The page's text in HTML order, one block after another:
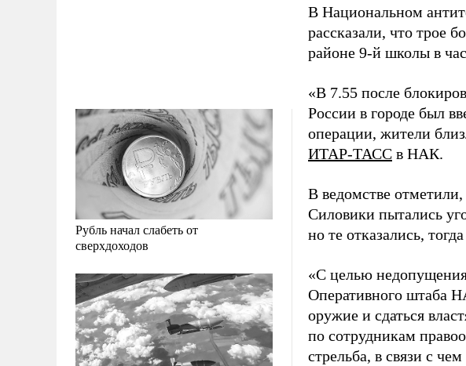
Рубль начал слабеть от
сверхдоходов
В Национальном
рассказали, что трое
районе 9-й школы в
«В 7.55 после
России в городе был
операции, жители
ИТАР-ТАСС в НАК.
В ведомстве отметили,
Силовики пытались
но те отказались,
«С целью
Оперативного штаба
оружие и сдаться
по сотрудникам
стрельба, в связи с